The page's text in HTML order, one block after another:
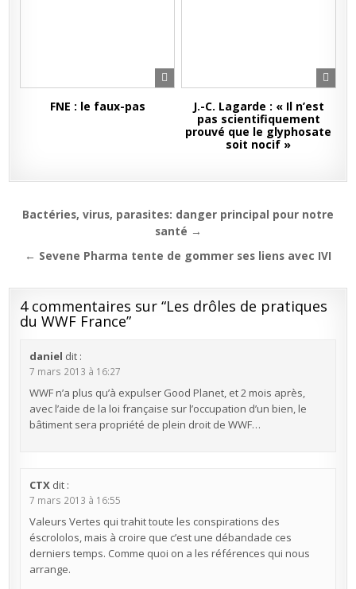
FNE : le faux-pas
J.-C. Lagarde : « Il n’est
pas scientifiquement
prouvé que le glyphosate
soit nocif »
Navigation
l’article
Bactéries, virus, parasites: danger principal pour notre
santé →
← Sevene Pharma tente de gommer ses liens avec IVI
4 commentaires sur “Les drôles de pratiques
du WWF France”
daniel dit :
7 mars 2013 à 16:27
WWF n’a plus qu’à expulser Good Planet, et 2 mois après,
avec l’aide de la loi française sur l’occupation d’un bien, le
bâtiment sera propriété de plein droit de WWF…
CTX dit :
7 mars 2013 à 16:55
Valeurs Vertes qui trahit toute les conspirations des
éscrololos, mais à croire que c’est une débandade ces
derniers temps. Comme quoi on a les références qui nous
arrange.